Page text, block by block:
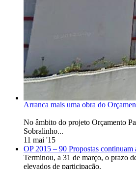
Arranca mais uma obra do
No âmbito do projeto Orçamento
Sobralinho...
11 mai '15
OP 2015 – 90 Propostas
Terminou, a 31 de março, o prazo
elevados de participação.